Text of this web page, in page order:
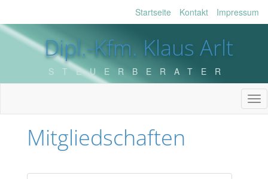
Startseite Kontakt Impressum
Dipl.-Kfm. Klaus Arlt
STEUERBERATER
Mitgliedschaften